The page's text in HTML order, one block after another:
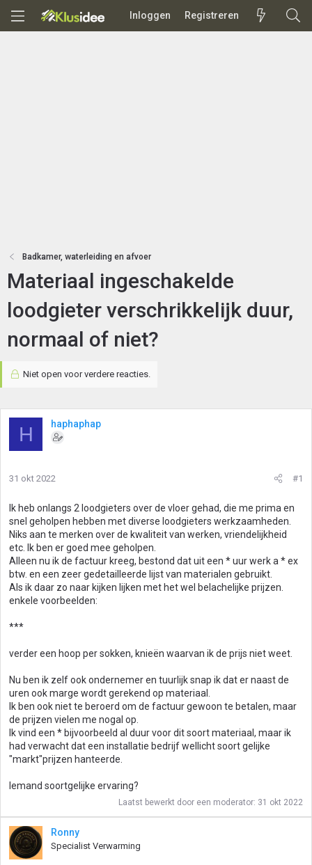
Inloggen Registreren
Badkamer, waterleiding en afvoer
Materiaal ingeschakelde
loodgieter verschrikkelijk duur,
normaal of niet?
Niet open voor verdere reacties.
H haphaphap
31 okt 2022 #1
Ik heb onlangs 2 loodgieters over de vloer gehad, die me prima en
snel geholpen hebben met diverse loodgieters werkzaamheden.
Niks aan te merken over de kwaliteit van werken, vriendelijkheid
etc. Ik ben er goed mee geholpen.
Alleen nu ik de factuur kreeg, bestond dat uit een * uur werk a * ex
btw. en een zeer gedetailleerde lijst van materialen gebruikt.
Als ik daar zo naar kijken lijken met het wel belachelijke prijzen.
enkele voorbeelden:
***
verder een hoop per sokken, knieën waarvan ik de prijs niet weet.
Nu ben ik zelf ook ondernemer en tuurlijk snap ik dat er naast de
uren ook marge wordt gerekend op materiaal.
Ik ben ook niet te beroerd om de factuur gewoon te betalen, maar
de prijzen vielen me nogal op.
Ik vind een * bijvoorbeeld al duur voor dit soort materiaal, maar ik
had verwacht dat een installatie bedrijf wellicht soort gelijke
"markt"prijzen hanteerde.
Iemand soortgelijke ervaring?
Laatst bewerkt door een moderator: 31 okt 2022
Ronny
Specialist Verwarming